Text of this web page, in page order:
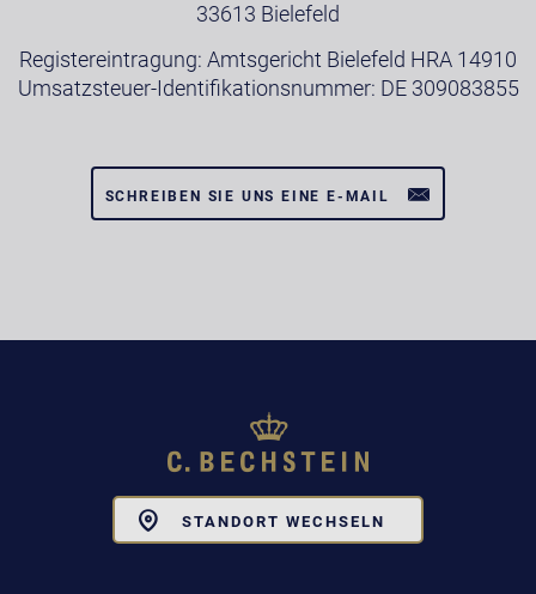
33613 Bielefeld
Registereintragung: Amtsgericht Bielefeld HRA 14910
Umsatzsteuer-Identifikationsnummer: DE 309083855
SCHREIBEN SIE UNS EINE E-MAIL
STANDORT WECHSELN